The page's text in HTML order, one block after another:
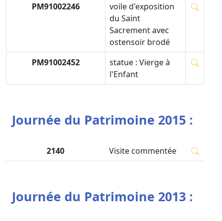
PM91002246
voile d'exposition
du Saint
Sacrement avec
ostensoir brodé
PM91002452
statue : Vierge à
l'Enfant
Journée du Patrimoine 2015 :
2140 Visite commentée
Journée du Patrimoine 2013 :